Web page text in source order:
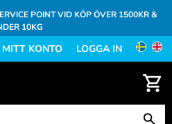
POINT VID KÖP ÖVER 1500KR &
10KG
MITT KONTO LOGGA IN